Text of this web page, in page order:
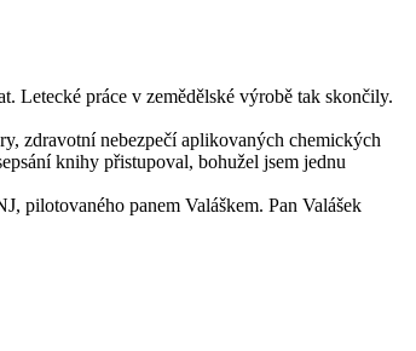
Letecké práce v zemědělské výrobě tak skončily.
zdravotní nebezpečí aplikovaných chemických
knihy přistupoval, bohužel jsem jednu
pilotovaného panem Valáškem. Pan Valášek